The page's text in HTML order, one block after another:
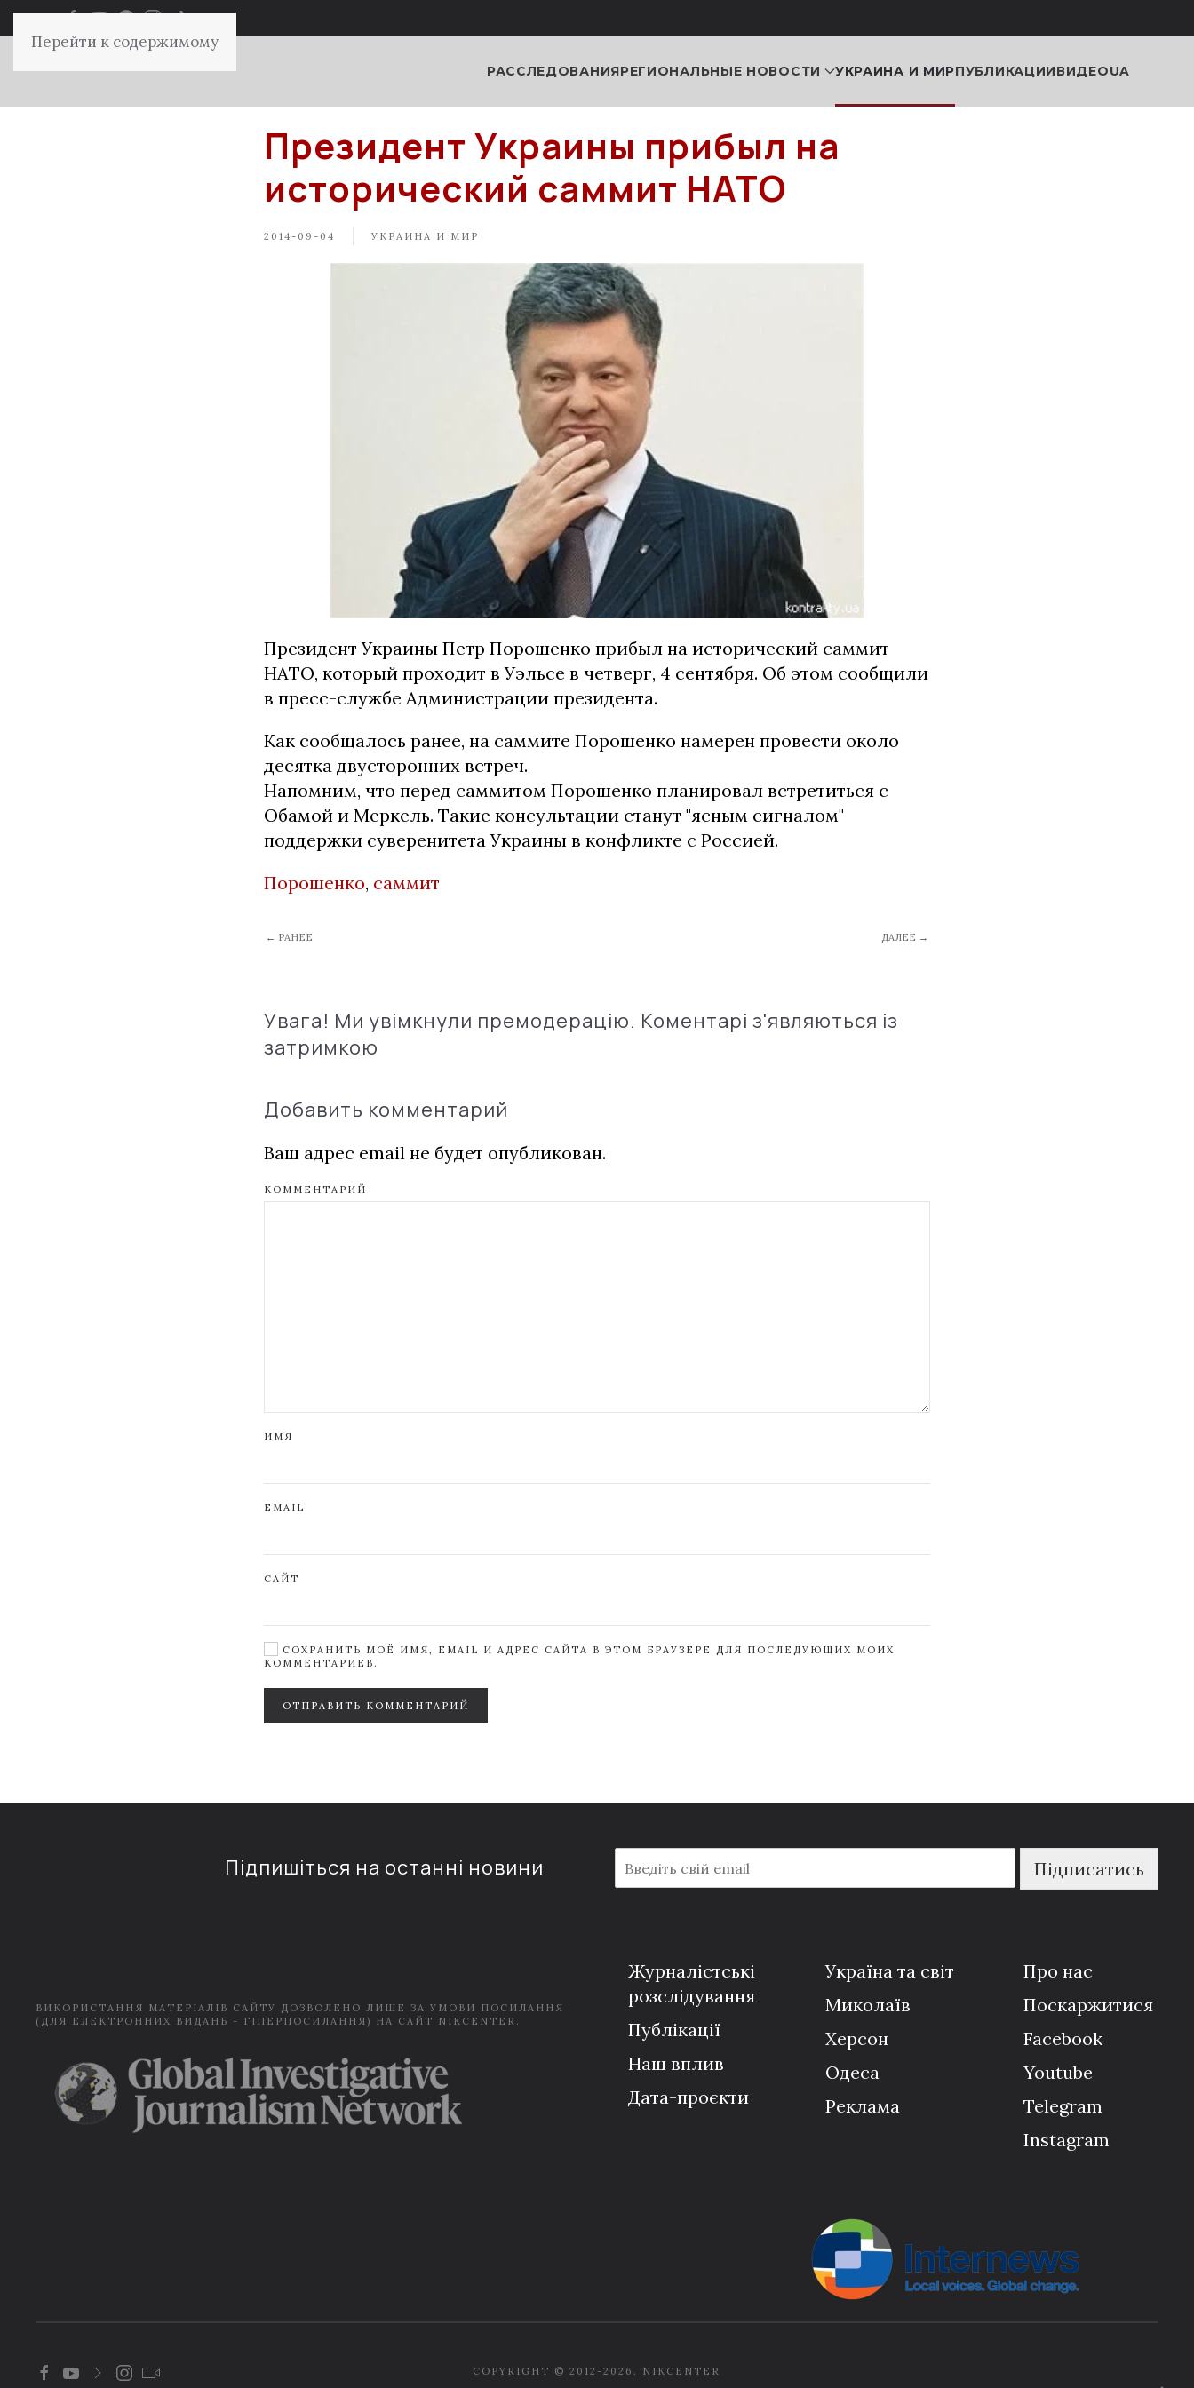
Перейти к содержимому
РАССЛЕДОВАНИЯРЕГИОНАЛЬНЫЕ НОВОСТИ УКРАИНА И МИРПУБЛИКАЦИИВИДЕОUA
Президент Украины прибыл на
исторический саммит НАТО
2014-09-04 УКРАИНА И МИР
Президент Украины Петр Порошенко прибыл на исторический саммит
НАТО, который проходит в Уэльсе в четверг, 4 сентября. Об этом сообщили
в пресс-службе Администрации президента.
Как сообщалось ранее, на саммите Порошенко намерен провести около
десятка двусторонних встреч.
Напомним, что перед саммитом Порошенко планировал встретиться с
Обамой и Меркель. Такие консультации станут "ясным сигналом"
поддержки суверенитета Украины в конфликте с Россией.
Порошенко, саммит
← РАНЕЕ ДАЛЕЕ →
Увага! Ми увімкнули премодерацію. Коментарі з'являються із
затримкою
Добавить комментарий
Ваш адрес email не будет опубликован.
КОММЕНТАРИЙ
ИМЯ
EMAIL
САЙТ
СОХРАНИТЬ МОЁ ИМЯ, EMAIL И АДРЕС САЙТА В ЭТОМ БРАУЗЕРЕ ДЛЯ ПОСЛЕДУЮЩИХ МОИХ
КОММЕНТАРИЕВ.
ОТПРАВИТЬ КОММЕНТАРИЙ
Підпишіться на останні новини
m
a
Підписатись
ВИКОРИСТАННЯ МАТЕРІАЛІВ САЙТУ ДОЗВОЛЕНО ЛИШЕ ЗА УМОВИ ПОСИЛАННЯ
(ДЛЯ ЕЛЕКТРОННИХ ВИДАНЬ - ГІПЕРПОСИЛАННЯ) НА САЙТ NIKCENTER.
Журналістські
розслідування
Публікації
Наш вплив
Дата-проєкти
Україна та світ
Миколаїв
Херсон
Одеса
Реклама
Про нас
Поскаржитися
Facebook
Youtube
Telegram
Instagram
COPYRIGHT © 2012-2026. NIKCENTER